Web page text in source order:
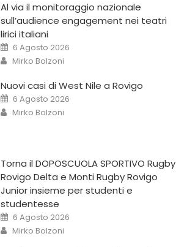
Al via il monitoraggio nazionale
sull’audience engagement nei teatri
lirici italiani
6 Agosto 2026
Mirko Bolzoni
Nuovi casi di West Nile a Rovigo
6 Agosto 2026
Mirko Bolzoni
Torna il DOPOSCUOLA SPORTIVO Rugby
Rovigo Delta e Monti Rugby Rovigo
Junior insieme per studenti e
studentesse
6 Agosto 2026
Mirko Bolzoni